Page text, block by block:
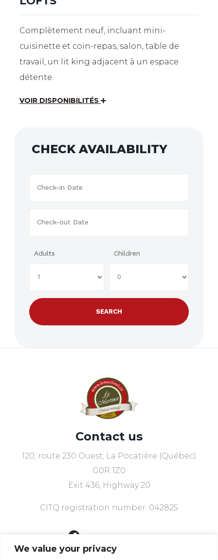
We value your privacy
Complètement neuf, incluant mini-
cuisinette et coin-repas, salon, table de
travail, un lit king adjacent à un espace
détente.
VOIR DISPONIBILITÉS
CHECK AVAILABILITY
Adults Children
Contact us
120, route 230 Ouest, La Pocatière (Québec)
G0R 1Z0
Exit 436, Highway 20
CITQ registration number: 042825